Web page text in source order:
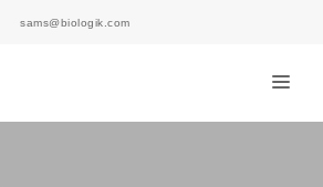
sams@biologik.com